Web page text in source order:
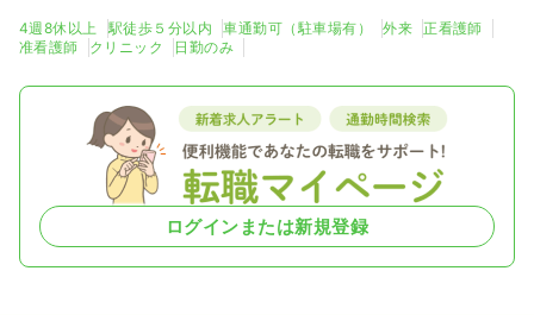
4週8休以上 駅徒歩５分以内 車通勤可（駐車場有） 外来
正看護師
准看護師
クリニック 日勤のみ
ログインまたは新規登録